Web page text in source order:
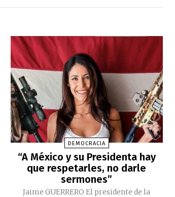
DEMOCRACIA
“A México y su Presidenta hay
que respetarles, no darle
sermones”
Jaime GUERRERO El presidente de la